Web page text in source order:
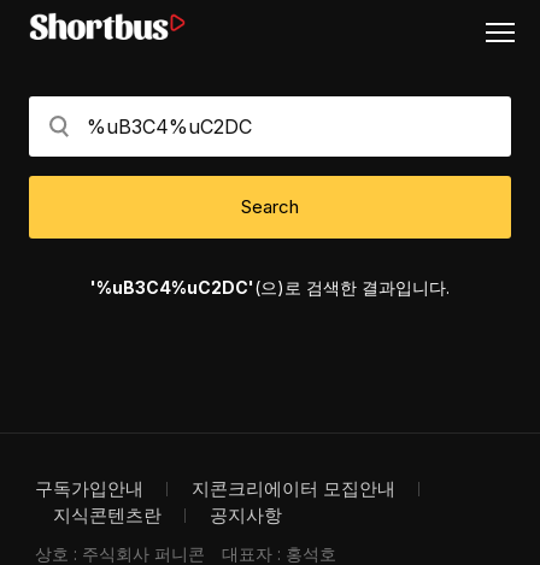
Search
'%uB3C4%uC2DC'(으)로 검색한 결과입니다.
구독가입안내
지콘크리에이터 모집안내
지식콘텐츠란
공지사항
상호 : 주식회사 퍼니콘
대표자 : 홍석호